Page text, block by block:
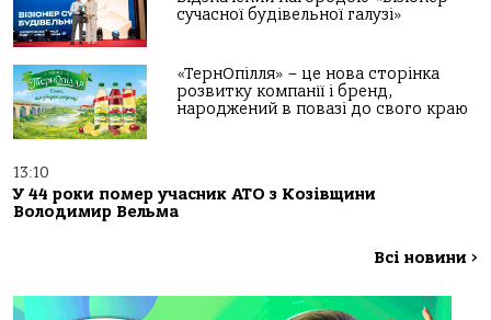
сучасної будівельної галузі»
«ТернОпілля» – це нова сторінка
розвитку компанії і бренд,
народжений в повазі до свого краю
13:10
У 44 роки помер учасник АТО з Козівщини
Володимир Вельма
Всі новини >